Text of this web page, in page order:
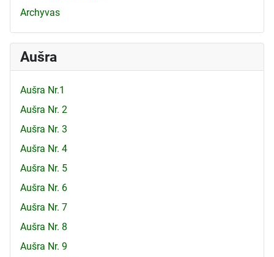
Archyvas
Aušra
Aušra Nr.1
Aušra Nr. 2
Aušra Nr. 3
Aušra Nr. 4
Aušra Nr. 5
Aušra Nr. 6
Aušra Nr. 7
Aušra Nr. 8
Aušra Nr. 9